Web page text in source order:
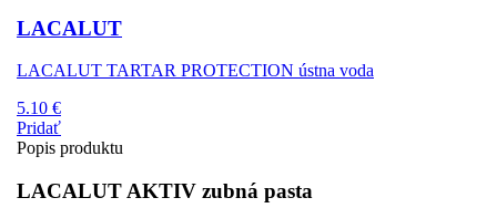
LACALUT
LACALUT TARTAR PROTECTION ústna voda
5.10 €
Pridať
Popis produktu
LACALUT AKTIV zubná pasta